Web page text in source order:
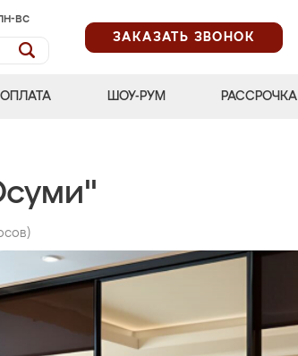
вс
ЗАКАЗАТЬ ЗВОНОК
ШОУ-РУМ РАССРОЧКА